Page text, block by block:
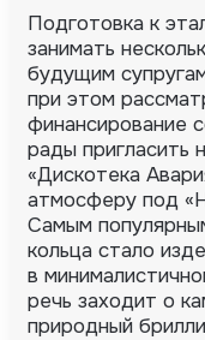
Подготовка к
занимать
будущим
при этом
финансирование
рады пригласить
«Дискотека
атмосферу под
Самым
кольца стало
в
речь заходит о
природный